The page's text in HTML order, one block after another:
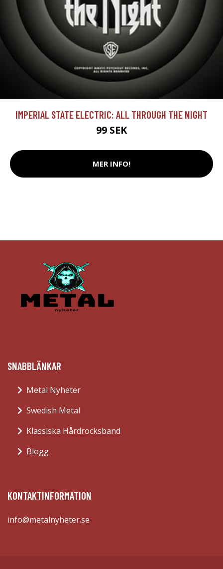
IMPERIAL STATE ELECTRIC: ALL THROUGH THE NIGHT
99 SEK
MER INFO!
SNABBLÄNKAR
Metal Nyheter
Swedish Metal
Klassiska Hårdrocksband
Blogg
KONTAKTINFORMATION
info@metalnyheter.se